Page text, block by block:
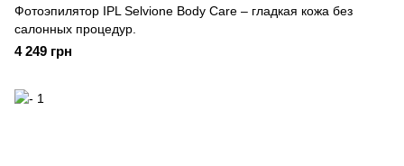
Фотоэпилятор IPL Selvione Body Care – гладкая кожа без
салонных процедур.
4 249 грн